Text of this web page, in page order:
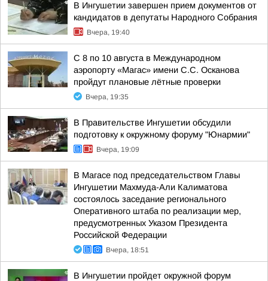
В Ингушетии завершен прием документов от
кандидатов в депутаты Народного Собрания
Вчера, 19:40
С 8 по 10 августа в Международном
аэропорту «Магас» имени С.С. Осканова
пройдут плановые лётные проверки
Вчера, 19:35
В Правительстве Ингушетии обсудили
подготовку к окружному форуму "Юнармии"
Вчера, 19:09
В Магасе под председательством Главы
Ингушетии Махмуда-Али Калиматова
состоялось заседание регионального
Оперативного штаба по реализации мер,
предусмотренных Указом Президента
Российской Федерации
Вчера, 18:51
В Ингушетии пройдет окружной форум